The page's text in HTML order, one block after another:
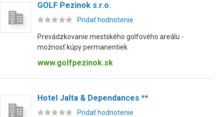
GOLF Pezinok s.r.o.
Pridať hodnotenie
Prevádzkovanie mestského golfového areálu -
možnosť kúpy permanentiek.
www.golfpezinok.sk
Hotel Jalta & Dependances **
Pridať hodnotenie